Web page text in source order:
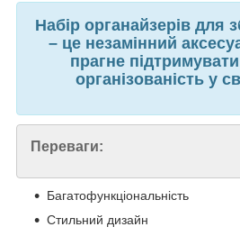
Набір органайзерів для
– це незамінний
прагне
організованість у
Переваги:
Багатофункціональність
Стильний дизайн